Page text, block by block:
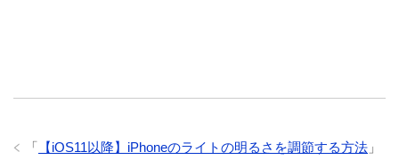
「 【iOS11以降】iPhoneのライトの明るさを調節する方法 」